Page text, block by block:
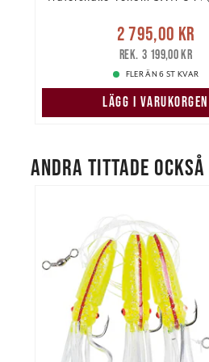
Nuvarande pris
2 795,00 krTidigare
3 199,00 kr
2 795,00 kr
3 199,00 kr
FLER ÄN 6 ST KVAR
LÄGG I VARUKORGEN
ANDRA TITTADE OCKSÅ